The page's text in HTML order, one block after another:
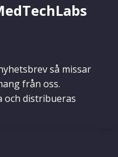
så missar
från oss.
och distribueras